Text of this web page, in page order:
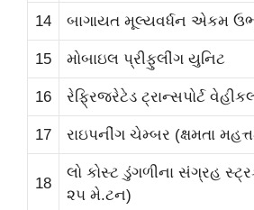
14 બાગાયત મૂલ્યવર્ધન એકમ
15 મોબાઇલ પ્રીફુલીંગ યુનિટ
16 રેફ્રિજરેટેડ ટ્રાન્સપોર્ટ
17 રાઇપનીંગ ચેમ્બર (ક્ષમતા
18
લો કોસ્ટ ડુંગળીના સંગ્રહ
૨૫ મે.ટન)